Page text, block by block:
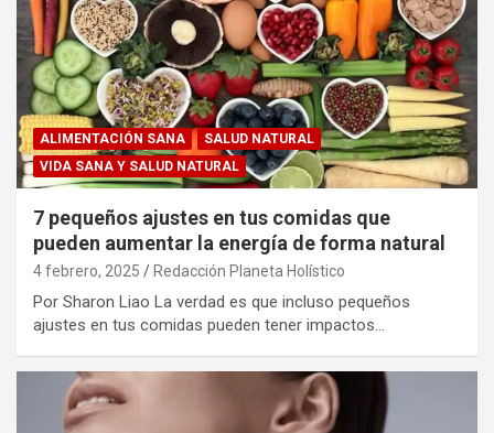
ALIMENTACIÓN SANA
SALUD NATURAL
VIDA SANA Y SALUD NATURAL
7 pequeños ajustes en tus comidas que
pueden aumentar la energía de forma natural
4 febrero, 2025 Redacción Planeta Holístico
Por Sharon Liao La verdad es que incluso pequeños
ajustes en tus comidas pueden tener impactos…